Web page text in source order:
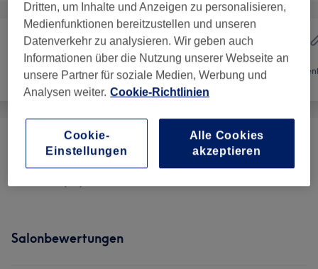
Friseur Nägel
Maniküre & Nagelverlängerungen (16) ab 10 €
Salonbewertungen
Dritten, um Inhalte und Anzeigen zu personalisieren,
Medienfunktionen bereitzustellen und unseren
Datenverkehr zu analysieren. Wir geben auch
Informationen über die Nutzung unserer Webseite an
unsere Partner für soziale Medien, Werbung und
Analysen weiter. Cookie-Richtlinien
Cookie-
Einstellungen
Alle Cookies
akzeptieren